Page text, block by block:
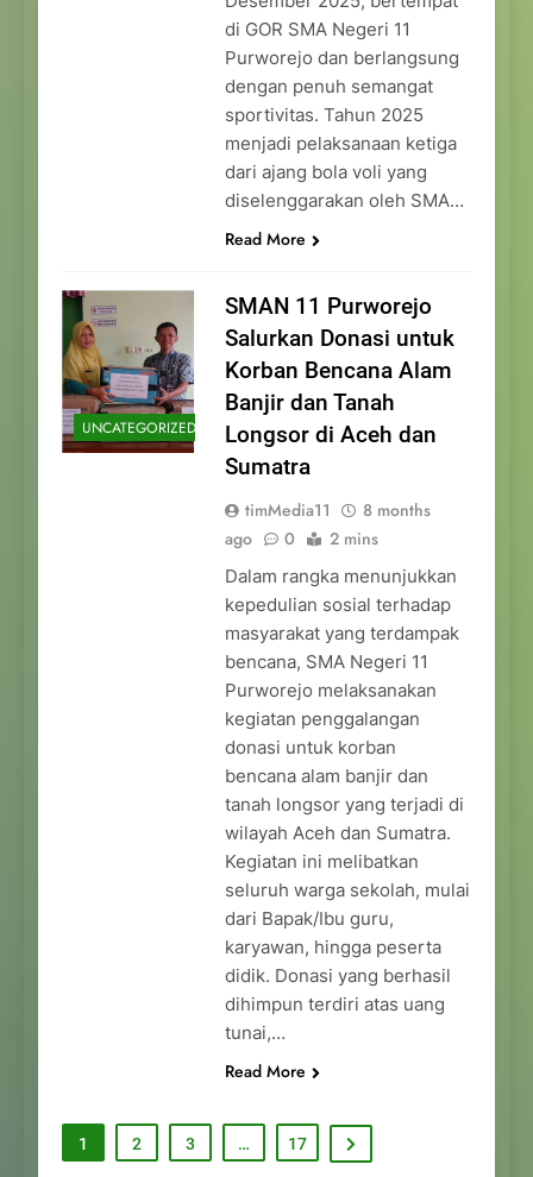
di GOR SMA Negeri 11
Purworejo dan berlangsung
dengan penuh semangat
sportivitas. Tahun 2025
menjadi pelaksanaan ketiga
dari ajang bola voli yang
diselenggarakan oleh SMA…
Read More
UNCATEGORIZED
SMAN 11 Purworejo
Salurkan Donasi untuk
Korban Bencana Alam
Banjir dan Tanah
Longsor di Aceh dan
Sumatra
timMedia11
8 months
ago
0 2 mins
Dalam rangka menunjukkan
kepedulian sosial terhadap
masyarakat yang terdampak
bencana, SMA Negeri 11
Purworejo melaksanakan
kegiatan penggalangan
donasi untuk korban
bencana alam banjir dan
tanah longsor yang terjadi di
wilayah Aceh dan Sumatra.
Kegiatan ini melibatkan
seluruh warga sekolah, mulai
dari Bapak/Ibu guru,
karyawan, hingga peserta
didik. Donasi yang berhasil
dihimpun terdiri atas uang
tunai,…
Read More
1 2 3 … 17